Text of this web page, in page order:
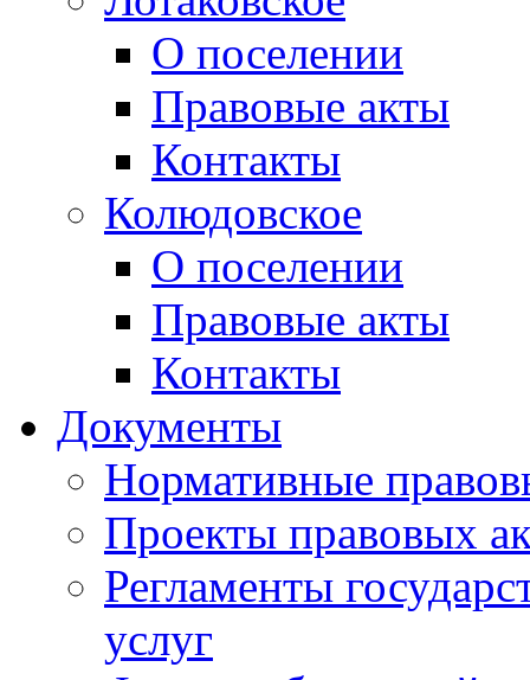
О поселении
Правовые акты
Контакты
Колюдовское
О поселении
Правовые акты
Контакты
Документы
Нормативные
Проекты правовых
Регламенты
услуг